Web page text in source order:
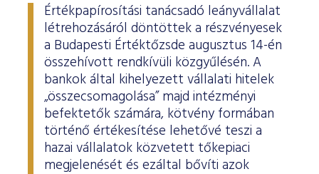
Értékpapírosítási tanácsadó leányvállalat
létrehozásáról döntöttek a részvényesek
a Budapesti Értéktőzsde augusztus 14-én
összehívott rendkívüli közgyűlésén. A
bankok által kihelyezett vállalati hitelek
„összecsomagolása” majd intézményi
befektetők számára, kötvény formában
történő értékesítése lehetővé teszi a
hazai vállalatok közvetett tőkepiaci
megjelenését és ezáltal bővíti azok